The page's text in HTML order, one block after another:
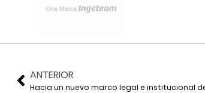
ANTERIOR
Hacia un nuevo marco legal e institucional